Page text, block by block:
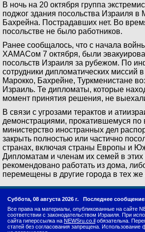
В ночь на 20 октября группа
поджог здания посольства Израиля в
Бахрейна. Пострадавших нет. Во
посольстве не было работников.
Ранее сообщалось, что с начала
ХАМАСом 7 октября, были
посольств Израиля за рубежом. По
сотрудники дипломатических миссий
Марокко, Бахрейне, Туркменистане
Израиль. Те дипломаты, которые
момент принятия решения, не
В связи с угрозами терактов и
демонстрациями, прокатившемуся по
министерство иностранных дел
закрыть полностью или частично
странах, включая страны Европы и
Дипломатам и членам их семей в этих
рекомендовано работать из дома,
перемещены в другие города в тех же
Суббота, 08 августа 2026 г. Последнее
Все права на материалы, опубликованные на сайте
соответствии с законодательством Израиля. При
сайта гиперссылка на NEWSru.co.il обязательна.
статей без согласования запрещена. Использование